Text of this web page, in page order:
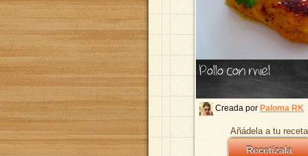
Pollo con miel
Creada por Paloma RK
Añádela a tu
Recetízala